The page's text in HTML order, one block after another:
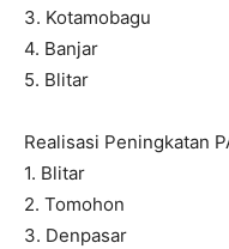
3. Kotamobagu
4. Banjar
5. Blitar
Realisasi Peningkatan
1. Blitar
2. Tomohon
3. Denpasar